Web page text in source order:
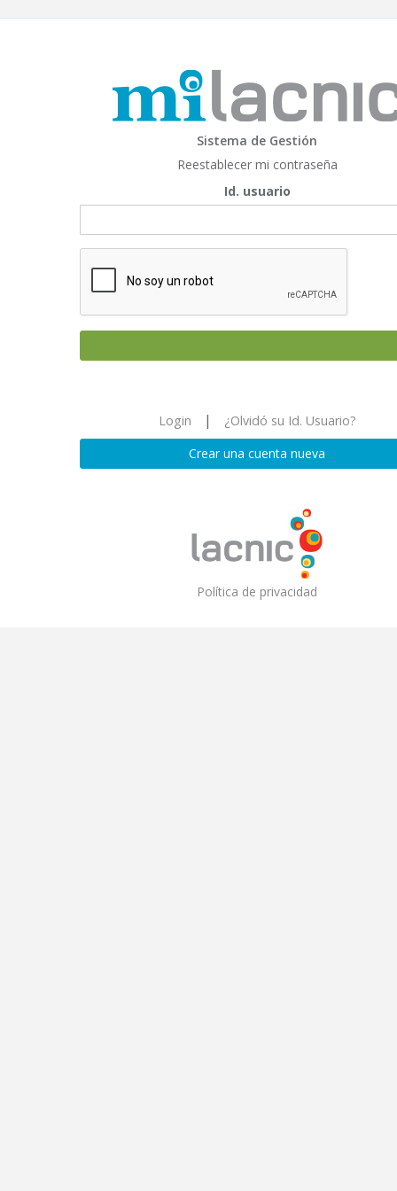
Sistema de Gestión
Reestablecer mi contraseña
Id. usuario
Login |
¿Olvidó su Id. Usuario?
Crear una cuenta nueva
Política de privacidad